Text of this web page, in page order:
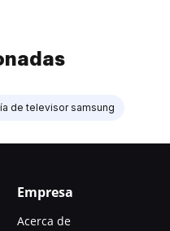
de televisor samsung
Empresa
Acerca de